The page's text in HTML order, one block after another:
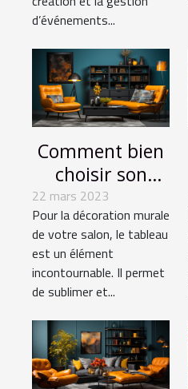
d’événements...
Comment bien
choisir son
tableau
décoratif ?
22 mars 2023
Pour la décoration murale
de votre salon, le tableau
est un élément
incontournable. Il permet
de sublimer et...